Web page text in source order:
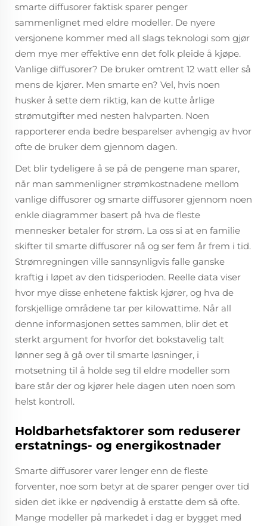
smarte diffusorer faktisk sparer penger
sammenlignet med eldre modeller. De nyere
versjonene kommer med all slags teknologi som gjør
dem mye mer effektive enn det folk pleide å kjøpe.
Vanlige diffusorer? De bruker omtrent 12 watt eller så
mens de kjører. Men smarte en? Vel, hvis noen
husker å sette dem riktig, kan de kutte årlige
strømutgifter med nesten halvparten. Noen
rapporterer enda bedre besparelser avhengig av hvor
ofte de bruker dem gjennom dagen.
Det blir tydeligere å se på de pengene man sparer,
når man sammenligner strømkostnadene mellom
vanlige diffusorer og smarte diffusorer gjennom noen
enkle diagrammer basert på hva de fleste
mennesker betaler for strøm. La oss si at en familie
skifter til smarte diffusorer nå og ser fem år frem i tid.
Strømregningen ville sannsynligvis falle ganske
kraftig i løpet av den tidsperioden. Reelle data viser
hvor mye disse enhetene faktisk kjører, og hva de
forskjellige områdene tar per kilowattime. Når all
denne informasjonen settes sammen, blir det et
sterkt argument for hvorfor det bokstavelig talt
lønner seg å gå over til smarte løsninger, i
motsetning til å holde seg til eldre modeller som
bare står der og kjører hele dagen uten noen som
helst kontroll.
Holdbarhetsfaktorer som reduserer
erstatnings- og energikostnader
Smarte diffusorer varer lenger enn de fleste
forventer, noe som betyr at de sparer penger over tid
siden det ikke er nødvendig å erstatte dem så ofte.
Mange modeller på markedet i dag er bygget med